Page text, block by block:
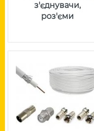
з'єднувачи,
роз'єми